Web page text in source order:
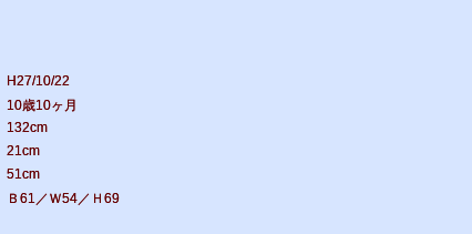
H27/10/22
10歳10ヶ月
132cm
21cm
51cm
Ｂ61／Ｗ54／Ｈ69